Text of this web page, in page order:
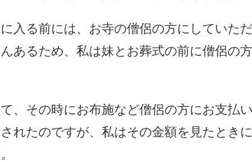
入る前には、お寺の僧侶の方にしていた
あるため、私は妹とお葬式の前に僧侶の
、その時にお布施など僧侶の方にお支払
れたのですが、私はその金額を見たとき